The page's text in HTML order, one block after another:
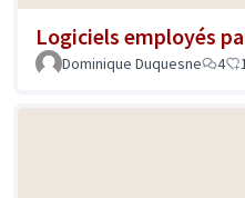
Logiciels employés
Dominique Duquesne 4